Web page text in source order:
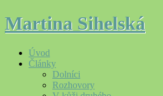
Martina Sihelská
Úvod
Články
Dolníci
Rozhovory